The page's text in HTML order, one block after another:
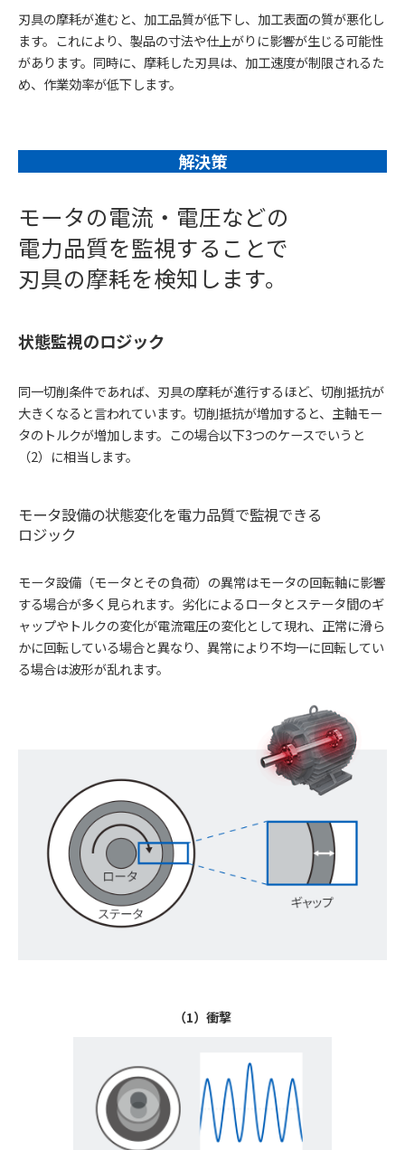
刃具の摩耗が進むと、加工品質が低下し、加工表面の質が悪化し
ます。これにより、製品の寸法や仕上がりに影響が生じる可能性
があります。同時に、摩耗した刃具は、加工速度が制限されるた
め、作業効率が低下します。
解決策
モータの電流・電圧などの
電力品質を監視することで
刃具の摩耗を検知します。
状態監視のロジック
同一切削条件であれば、刃具の摩耗が進行するほど、切削抵抗が
大きくなると言われています。切削抵抗が増加すると、主軸モー
タのトルクが増加します。この場合以下3つのケースでいうと
（2）に相当します。
モータ設備の状態変化を電力品質で監視できる
ロジック
モータ設備（モータとその負荷）の異常はモータの回転軸に影響
する場合が多く見られます。劣化によるロータとステータ間のギ
ャップやトルクの変化が電流電圧の変化として現れ、正常に滑ら
かに回転している場合と異なり、異常により不均一に回転してい
る場合は波形が乱れます。
（1）衝撃